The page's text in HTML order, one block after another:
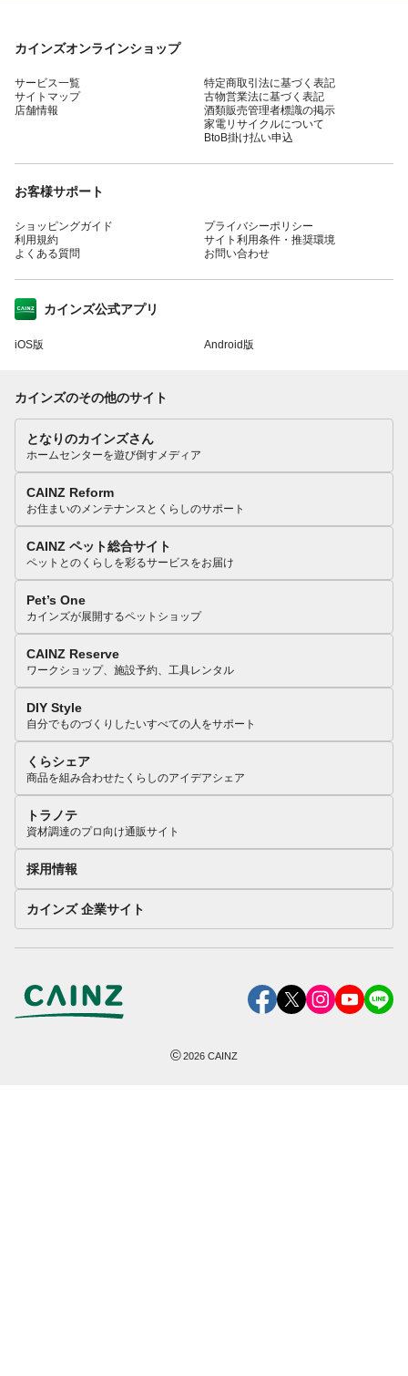
カインズオンラインショップ
サービス一覧
サイトマップ
店舗情報
特定商取引法に基づく表記
古物営業法に基づく表記
酒類販売管理者標識の掲示
家電リサイクルについて
BtoB掛け払い申込
お客様サポート
ショッピングガイド
利用規約
よくある質問
プライバシーポリシー
サイト利用条件・推奨環境
お問い合わせ
カインズ公式アプリ
iOS版 Android版
カインズのその他のサイト
となりのカインズさん
ホームセンターを遊び倒すメディア
CAINZ Reform
お住まいのメンテナンスとくらしのサポート
CAINZ ペット総合サイト
ペットとのくらしを彩るサービスをお届け
Pet’s One
カインズが展開するペットショップ
CAINZ Reserve
ワークショップ、施設予約、工具レンタル
DIY Style
自分でものづくりしたいすべての人をサポート
くらシェア
商品を組み合わせたくらしのアイデアシェア
トラノテ
資材調達のプロ向け通販サイト
採用情報
カインズ 企業サイト
©2026 CAINZ